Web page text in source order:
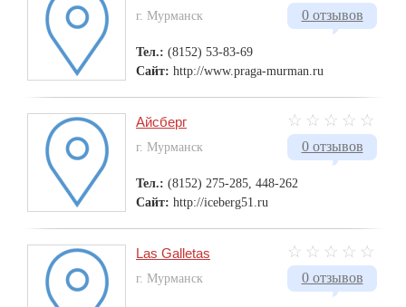
0 отзывов
г. Мурманск
Тел.: (8152) 53-83-69
Сайт: http://www.praga-murman.ru
0 отзывов
Айсберг
г. Мурманск
Тел.: (8152) 275-285, 448-262
Сайт: http://iceberg51.ru
0 отзывов
Las Galletas
г. Мурманск